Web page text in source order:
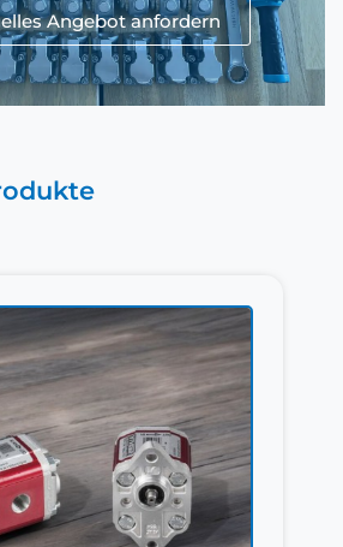
Angebot anfordern